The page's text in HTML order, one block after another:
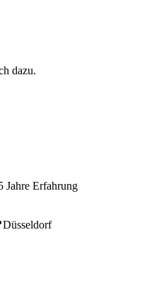
dazu.
Jahre Erfahrung
Düsseldorf